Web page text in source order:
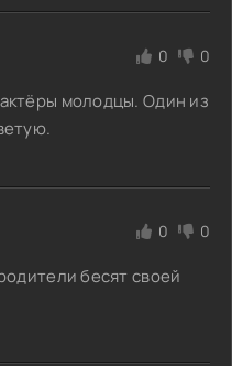
0 0
молодцы. Один из
0 0
бесят своей